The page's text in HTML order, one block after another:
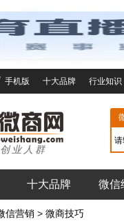
手机版 十大品牌 行业知识
业人群
十大品牌 微信
信营销> 微商技巧